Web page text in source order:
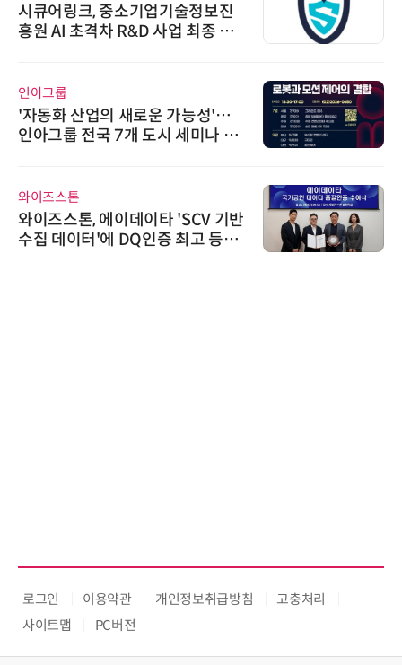
시큐어링크, 중소기업기술정보진
흥원 AI 초격차 R&D 사업 최종 선
인아그룹
'자동화 산업의 새로운 가능성'…
인아그룹 전국 7개 도시 세미나 페
와이즈스톤
와이즈스톤, 에이데이타 'SCV 기반
수집 데이터'에 DQ인증 최고 등급
로그인 이용약관 개인정보취급방침
고충처리
사이트맵
PC버전